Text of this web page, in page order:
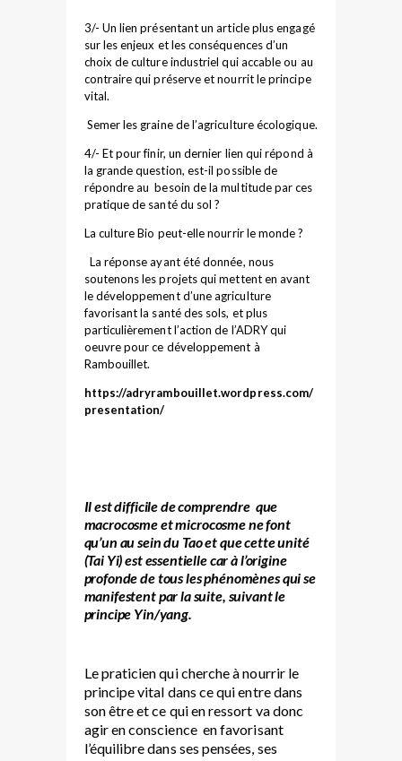
3/- Un lien présentant un article plus engagé
sur les enjeux et les conséquences d’un
choix de culture industriel qui accable ou au
contraire qui préserve et nourrit le principe
vital.
Semer les graine de l’agriculture écologique.
4/- Et pour finir, un dernier lien qui répond à
la grande question, est-il possible de
répondre au besoin de la multitude par ces
pratique de santé du sol ?
La culture Bio peut-elle nourrir le monde ?
La réponse ayant été donnée, nous
soutenons les projets qui mettent en avant
le développement d’une agriculture
favorisant la santé des sols, et plus
particulièrement l’action de l’ADRY qui
oeuvre pour ce développement à
Rambouillet.
https://adryrambouillet.wordpress.com/
presentation/
Il est difficile de comprendre que
macrocosme et microcosme ne font
qu’un au sein du Tao et que cette unité
(Tai Yi) est essentielle car à l’origine
profonde de tous les phénomènes qui se
manifestent par la suite, suivant le
principe Yin/yang.
Le praticien qui cherche à nourrir le
principe vital dans ce qui entre dans
son être et ce qui en ressort va donc
agir en conscience en favorisant
l’équilibre dans ses pensées, ses